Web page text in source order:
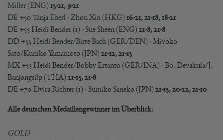
Miller (ENG) 15-21, 9-21
DE +50 Tanja Eberl - Zhou Xin (HKG) 16-21, 21-18, 18-21
DE +55 Heidi Bender (1) - Sue Sheen (ENG) 21-8, 21-8
DD +55 Heidi Bender/Birte Bach (GER/DEN) - Miyoko
Sato/Kuniko Yamamoto (JPN) 21-12, 21-15
MX +55 Heidi Bender/Bobby Ertanto (GER/INA) - Bo. Devakula/J.
Banjongsilp (THA) 21-15, 21-8
DE +70 Elvira Richter (1) - Sumiko Saneko (JPN) 21-15, 20-22, 21-10
Alle deutschen Medaillengewinner im Überblick:
GOLD